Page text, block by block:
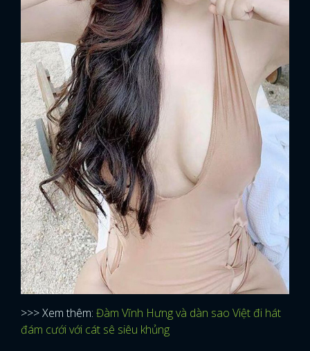
>>> Xem thêm: Đàm Vĩnh Hưng và dàn sao Việt đi hát
đám cưới với cát sê siêu khủng